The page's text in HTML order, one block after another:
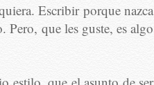
Escribir porque nazca
Pero, que les guste, es algo